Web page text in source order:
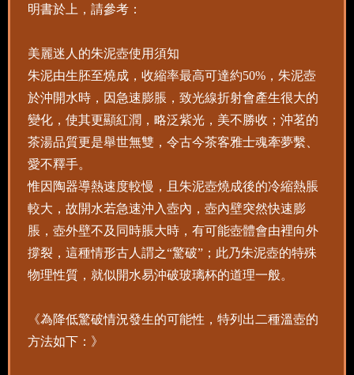
明書於上，請參考：
美麗迷人的朱泥壺使用須知
朱泥由生胚至燒成，收縮率最高可達約50%，朱泥壺
於沖開水時，因急速膨脹，致光線折射會產生很大的
變化，使其更顯紅潤，略泛紫光，美不勝收；沖茗的
茶湯品質更是舉世無雙，令古今茶客雅士魂牽夢繫、
愛不釋手。
惟因陶器導熱速度較慢，且朱泥壺燒成後的冷縮熱脹
較大，故開水若急速沖入壺內，壺內壁突然快速膨
脹，壺外壁不及同時脹大時，有可能壺體會由裡向外
撐裂，這種情形古人謂之“驚破”；此乃朱泥壺的特殊
物理性質，就似開水易沖破玻璃杯的道理一般。
《為降低驚破情況發生的可能性，特列出二種溫壺的
方法如下：》